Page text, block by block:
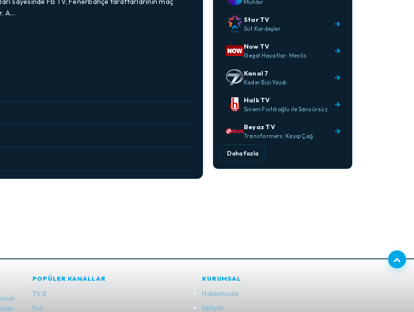
A…
Muhbir
Star TV
Süt Kardeşler
→
Now TV
İllegal Hayatlar: Meclis
→
Kanal 7
Kader Bizi Yazdı
→
Halk TV
Sinem Fıstıkoğlu ile Sansürsüz
→
Beyaz TV
Transformers: Kayıp Çağ
→
Daha fazla
POPÜLER KANALLAR
TV 8
Fox
KURUMSAL
Hakkımızda
İletişim